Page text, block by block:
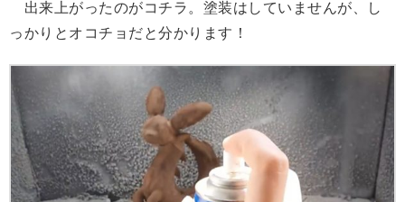
出来上がったのがコチラ。塗装はしていませんが、し
っかりとオコチョだと分かります！